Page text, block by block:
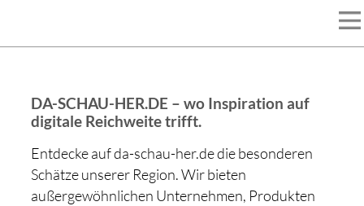
DA-SCHAU-HER.DE – wo Inspiration auf
digitale Reichweite trifft.
Entdecke auf da-schau-her.de die besonderen
Schätze unserer Region. Wir bieten
außergewöhnlichen Unternehmen, Produkten